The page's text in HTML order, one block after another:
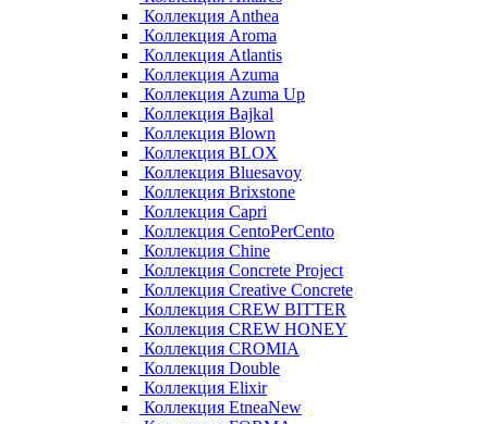
Коллекция Anthea
Коллекция Aroma
Коллекция Atlantis
Коллекция Azuma
Коллекция Azuma Up
Коллекция Bajkal
Коллекция Blown
Коллекция BLOX
Коллекция Bluesavoy
Коллекция Brixstone
Коллекция Capri
Коллекция CentoPerCento
Коллекция Chine
Коллекция Concrete Project
Коллекция Creative Concrete
Коллекция CREW BITTER
Коллекция CREW HONEY
Коллекция CROMIA
Коллекция Double
Коллекция Elixir
Коллекция EtneaNew